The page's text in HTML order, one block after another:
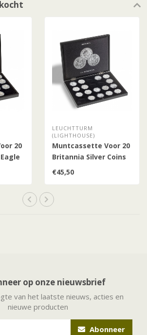
20
LEUCHTTURM
(LIGHTHOUSE)
Muntcassette Voor 20
Britannia Silver Coins
(1 OZ.)
€45,50
op onze nieuwsbrief
van het laatste nieuws, acties en
nieuwe producten
Abonneer